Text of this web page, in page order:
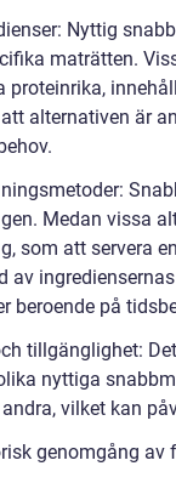
Nyttig
maträtten.
proteinrika,
alternativen är
Medan vissa
som att servera
av
beroende på
tillgänglighet:
nyttiga
vilket kan
genomgång av